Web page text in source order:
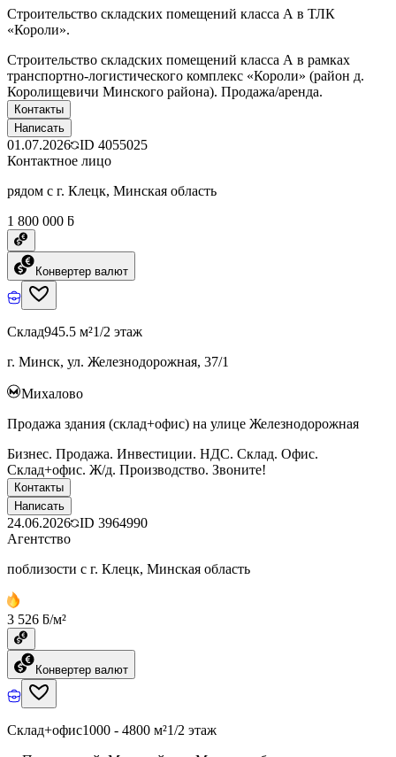
Строительство складских помещений класса А в ТЛК
«Короли».
Строительство складских помещений класса А в рамках
транспортно-логистического комплекс «Короли» (район д.
Королищевичи Минского района). Продажа/аренда.
Контакты
Написать
01.07.2026 ID 4055025
Контактное лицо
рядом с г. Клецк, Минская область
1 800 000 ƃ
Конвертер валют
Склад945.5 м²1/2 этаж
г. Минск, ул. Железнодорожная, 37/1
Михалово
Продажа здания (склад+офис) на улице Железнодорожная
Бизнес. Продажа. Инвестиции. НДС. Склад. Офис.
Склад+офис. Ж/д. Производство. Звоните!
Контакты
Написать
24.06.2026 ID 3964990
Агентство
поблизости с г. Клецк, Минская область
3 526 ƃ/м²
Конвертер валют
Склад+офис1000 - 4800 м²1/2 этаж